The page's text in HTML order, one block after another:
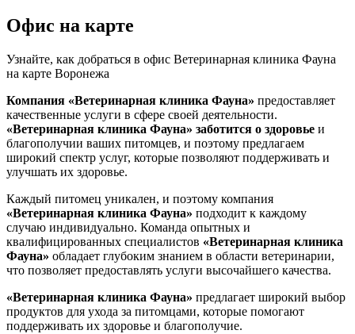
Офис на карте
Узнайте, как добраться в офис Ветеринарная клиника Фауна
на карте Воронежа
Компания «Ветеринарная клиника Фауна» предоставляет
качественные услуги в сфере своей деятельности.
«Ветеринарная клиника Фауна» заботится о здоровье и
благополучии ваших питомцев, и поэтому предлагаем
широкий спектр услуг, которые позволяют поддерживать и
улучшать их здоровье.
Каждый питомец уникален, и поэтому компания
«Ветеринарная клиника Фауна» подходит к каждому
случаю индивидуально. Команда опытных и
квалифицированных специалистов «Ветеринарная клиника
Фауна» обладает глубоким знанием в области ветеринарии,
что позволяет предоставлять услуги высочайшего качества.
«Ветеринарная клиника Фауна» предлагает широкий выбор
продуктов для ухода за питомцами, которые помогают
поддерживать их здоровье и благополучие.